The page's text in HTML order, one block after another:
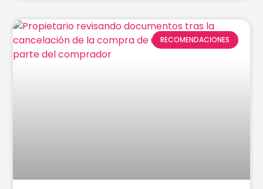
RECOMENDACIONES